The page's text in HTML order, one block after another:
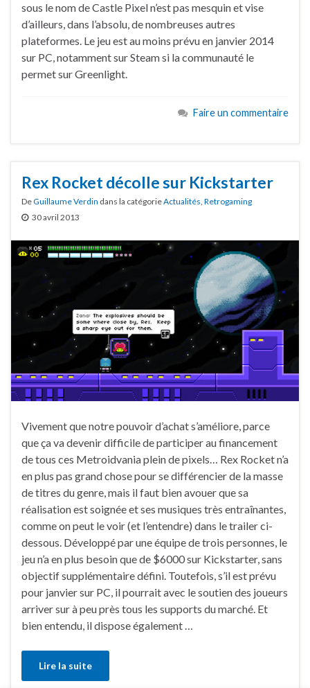
sous le nom de Castle Pixel n’est pas mesquin et vise
d’ailleurs, dans l’absolu, de nombreuses autres
plateformes. Le jeu est au moins prévu en janvier 2014
sur PC, notamment sur Steam si la communauté le
permet sur Greenlight.
Faire un commentaire
Rex Rocket décolle sur Kickstarter
DeGuillaume Verdin dans la catégorieActualités, Retrogaming
30 avril 2013
Vivement que notre pouvoir d’achat s’améliore, parce
que ça va devenir difficile de participer au financement
de tous ces Metroidvania plein de pixels… Rex Rocket n’a
en plus pas grand chose pour se différencier de la masse
de titres du genre, mais il faut bien avouer que sa
réalisation est soignée et ses musiques très entraînantes,
comme on peut le voir (et l’entendre) dans le trailer ci-
dessous. Développé par une équipe de trois personnes, le
jeu n’a en plus besoin que de $6000 sur Kickstarter, sans
objectif supplémentaire défini. Toutefois, s’il est prévu
pour janvier sur PC, il pourrait avec le soutien des joueurs
arriver sur à peu près tous les supports du marché. Et
bien entendu, il dispose également …
Lire la suite